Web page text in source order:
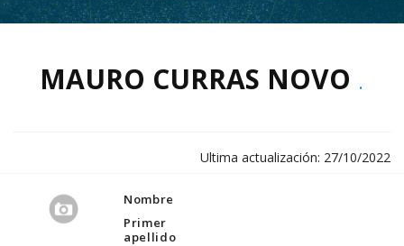
MAURO CURRAS NOVO .
Ultima actualización: 27/10/2022
Nombre
Primer
apellido